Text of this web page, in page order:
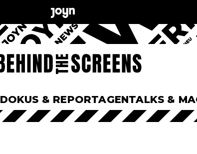
DOKUS & REPORTAGENTALKS &